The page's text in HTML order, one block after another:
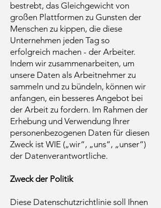
bestrebt, das Gleichgewicht von
großen Plattformen zu Gunsten der
Menschen zu kippen, die diese
Unternehmen jeden Tag so
erfolgreich machen - der Arbeiter.
Indem wir zusammenarbeiten, um
unsere Daten als Arbeitnehmer zu
sammeln und zu bündeln, können wir
anfangen, ein besseres Angebot bei
der Arbeit zu fordern. Im Rahmen der
Erhebung und Verwendung Ihrer
personenbezogenen Daten für diesen
Zweck ist WIE („wir“, „uns“, „unser“)
der Datenverantwortliche.
Zweck der Politik
Diese Datenschutzrichtlinie soll Ihnen